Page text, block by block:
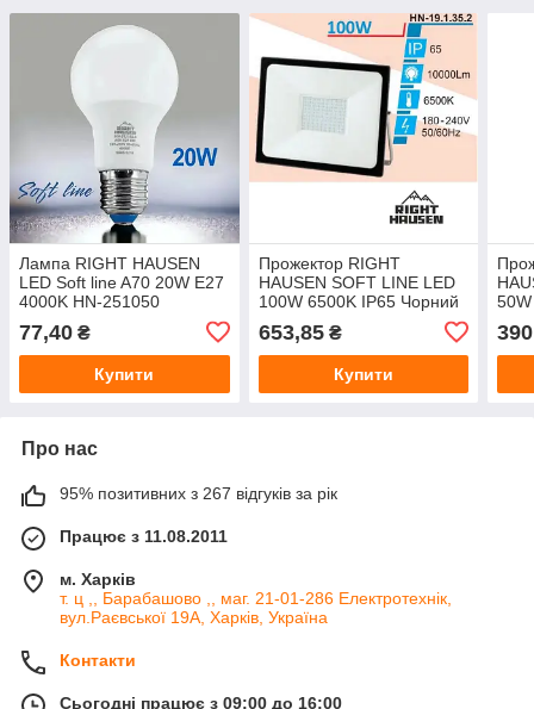
Лампа RIGHT HAUSEN
LED Soft line A70 20W E27
4000K HN-251050
77,40 ₴
Купити
Прожектор RIGHT
HAUSEN SOFT LINE LED
100W 6500K IP65 Чорний
653,85₴
Купити
Про нас
95% позитивних з 267 відгуків за рік
Працює з 11.08.2011
м. Харків
т. ц ,, Барабашово ,, маг. 21-01-286 Електротехнік,
вул.Раєвської 19А, Харків, Україна
Контакти
Сьогодні працює з 09:00 до 16:00